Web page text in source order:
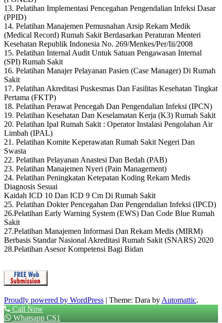
13. Pelatihan Implementasi Pencegahan Pengendalian Infeksi Dasar
(PPID)
14. Pelatihan Manajemen Pemusnahan Arsip Rekam Medik
(Medical Record) Rumah Sakit Berdasarkan Peraturan Menteri
Kesehatan Republik Indonesia No. 269/Menkes/Per/Iii/2008
15. Pelatihan Internal Audit Untuk Satuan Pengawasan Internal
(SPI) Rumah Sakit
16. Pelatihan Manajer Pelayanan Pasien (Case Manager) Di Rumah
Sakit
17. Pelatihan Akreditasi Puskesmas Dan Fasilitas Kesehatan Tingkat
Pertama (FKTP)
18. Pelatihan Perawat Pencegah Dan Pengendalian Infeksi (IPCN)
19. Pelatihan Kesehatan Dan Keselamatan Kerja (K3) Rumah Sakit
20. Pelatihan Ipal Rumah Sakit : Operator Instalasi Pengolahan Air
Limbah (IPAL)
21. Pelatihan Komite Keperawatan Rumah Sakit Negeri Dan
Swasta
22. Pelatihan Pelayanan Anastesi Dan Bedah (PAB)
23. Pelatihan Manajemen Nyeri (Pain Management)
24. Pelatihan Peningkatan Ketepatan Koding Rekam Medis
Diagnosis Sesuai
Kaidah ICD 10 Dan ICD 9 Cm Di Rumah Sakit
25. Pelatihan Dokter Pencegahan Dan Pengendalian Infeksi (IPCD)
26.Pelatihan Early Warning System (EWS) Dan Code Blue Rumah
Sakit
27.Pelatihan Manajemen Informasi Dan Rekam Medis (MIRM)
Berbasis Standar Nasional Akreditasi Rumah Sakit (SNARS) 2020
28.Pelatihan Asesor Kompetensi Bagi Bidan
Proudly powered by WordPress | Theme: Dara by Automattic.
Call Now
Whatsapp CS1